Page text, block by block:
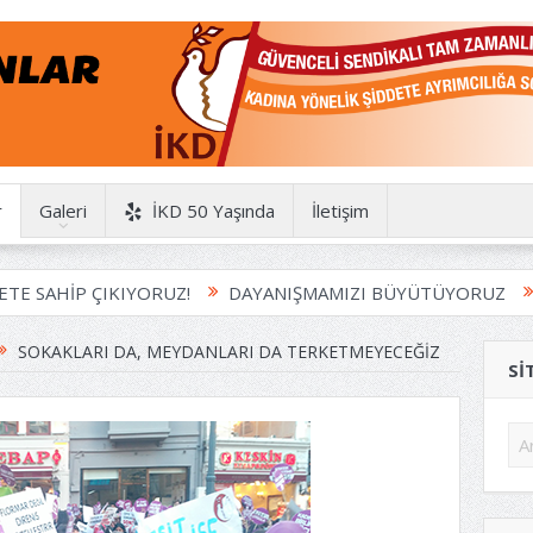
Galeri İKD 50 Yaşında İletişim
ÇIKIYORUZ! DAYANIŞMAMIZI BÜYÜTÜYORUZ HAYDİ
SOKAKLARI DA, MEYDANLARI DA TERKETMEYECEĞIZ